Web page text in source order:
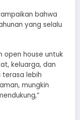
bahwa
yang selalu
open house untuk
keluarga, dan
terasa lebih
mungkin